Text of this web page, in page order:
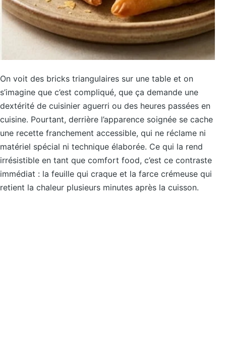
On voit des bricks triangulaires sur une table et on
s’imagine que c’est compliqué, que ça demande une
dextérité de cuisinier aguerri ou des heures passées en
cuisine. Pourtant, derrière l’apparence soignée se cache
une recette franchement accessible, qui ne réclame ni
matériel spécial ni technique élaborée. Ce qui la rend
irrésistible en tant que comfort food, c’est ce contraste
immédiat : la feuille qui craque et la farce crémeuse qui
retient la chaleur plusieurs minutes après la cuisson.